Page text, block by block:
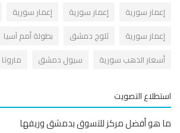
إعمار سورية
إعمار سورية إعمار سورية
إعمار سورية
ثلوج دمشق
بطولة أمم آسيا
أسعار الذهب سورية
سيول دمشق
استطلاع التصويت
ما هو أفضل مركز للتسوق بدمشق وريفها